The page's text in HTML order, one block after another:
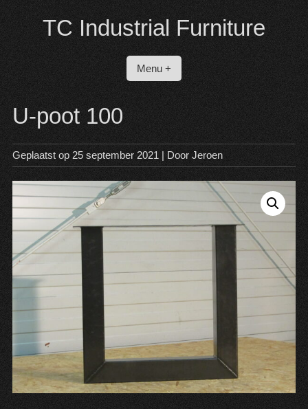
inhoud
TC Industrial Furniture
Menu +
U-poot 100
Geplaatst op 25 september 2021| Door Jeroen